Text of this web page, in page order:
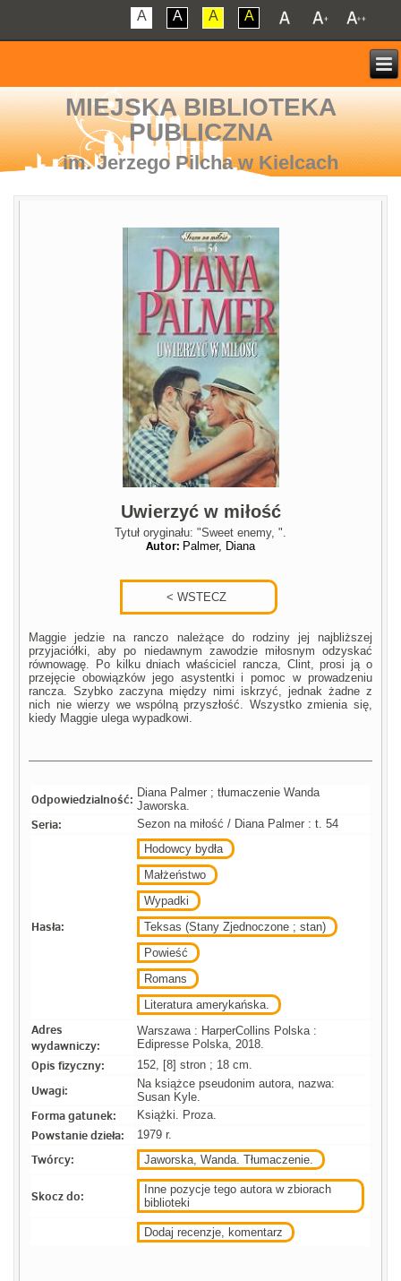
A A A A
MIEJSKA BIBLIOTEKA
PUBLICZNA
im. Jerzego Pilcha w Kielcach
Uwierzyć w miłość
Tytuł oryginału: "Sweet enemy, ".
Autor: Palmer, Diana
Maggie jedzie na ranczo należące do rodziny jej najbliższej
przyjaciółki, aby po niedawnym zawodzie miłosnym odzyskać
równowagę. Po kilku dniach właściciel rancza, Clint, prosi ją o
przejęcie obowiązków jego asystentki i pomoc w prowadzeniu
rancza. Szybko zaczyna między nimi iskrzyć, jednak żadne z
nich nie wierzy we wspólną przyszłość. Wszystko zmienia się,
kiedy Maggie ulega wypadkowi.
Odpowiedzialność: Diana Palmer ; tłumaczenie Wanda
Jaworska.
Seria: Sezon na miłość / Diana Palmer : t. 54
Hasła:
Hodowcy bydła
Małżeństwo
Wypadki
Teksas (Stany Zjednoczone ; stan)
Powieść
Romans
Literatura amerykańska.
Adres
wydawniczy:
Warszawa : HarperCollins Polska :
Edipresse Polska, 2018.
Opis fizyczny: 152, [8] stron ; 18 cm.
Uwagi:
Na książce pseudonim autora, nazwa:
Susan Kyle.
Forma gatunek: Książki. Proza.
Powstanie dzieła: 1979 r.
Twórcy: Jaworska, Wanda. Tłumaczenie.
Skocz do:
Inne pozycje tego autora w zbiorach
biblioteki
Dodaj recenzje, komentarz